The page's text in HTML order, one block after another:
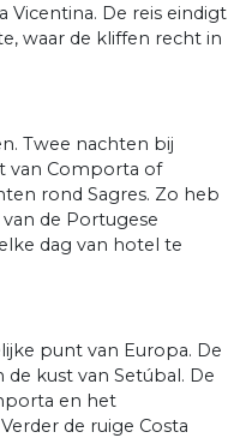
Vicentina. De reis eindigt
waar de kliffen recht in
Twee nachten bij
van Comporta of
rond Sagres. Zo heb
de Portugese
dag van hotel te
punt van Europa. De
kust van Setúbal. De
en het
de ruige Costa